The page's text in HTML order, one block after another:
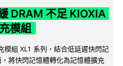
DRAM 不足 KIOXIA
模組
模組 XL1 系列，結合低延遲快閃記
，將快閃記憶體轉化為記憶體擴充